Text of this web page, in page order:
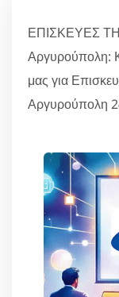
ΕΠΙΣΚΕΥΕΣ
Αργυρούπολη:
μας για
Αργυρούπολη